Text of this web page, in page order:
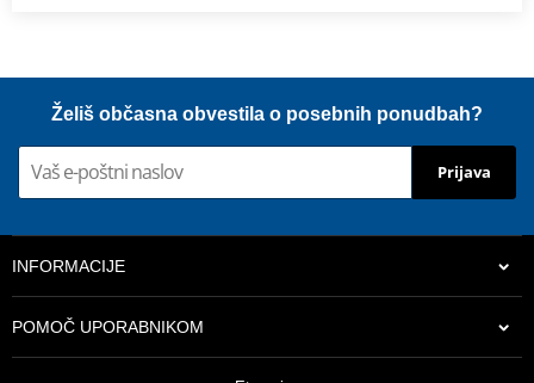
Želiš občasna obvestila o posebnih ponudbah?
Prijava
INFORMACIJE
POMOČ UPORABNIKOM